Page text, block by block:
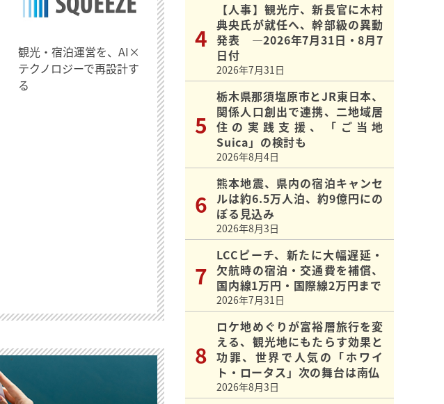
観光・宿泊運営を、AI×
テクノロジーで再設計す
る
【人事】観光庁、新長官に木村
典央氏が就任へ、幹部級の異動
発表 ―2026年7月31日・8月7
日付
2026年7月31日
栃木県那須塩原市とJR東日本、
関係人口創出で連携、二地域居
住の実践支援、「ご当地
Suica」の検討も
2026年8月4日
熊本地震、県内の宿泊キャンセ
ルは約6.5万人泊、約9億円にの
ぼる見込み
2026年8月3日
LCCピーチ、新たに大幅遅延・
欠航時の宿泊・交通費を補償、
国内線1万円・国際線2万円まで
2026年7月31日
ロケ地めぐりが富裕層旅行を変
える、観光地にもたらす効果と
功罪、世界で人気の「ホワイ
ト・ロータス」次の舞台は南仏
2026年8月3日